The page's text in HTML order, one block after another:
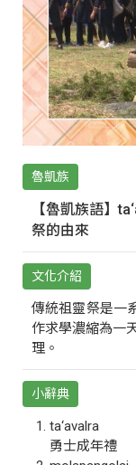
魯凱族
【魯凱族語】
祭的由來
文化介紹
傳統祖靈祭是一
作求學濃縮為一
理。
小辭典
ta‘avalra
勇士成年禮